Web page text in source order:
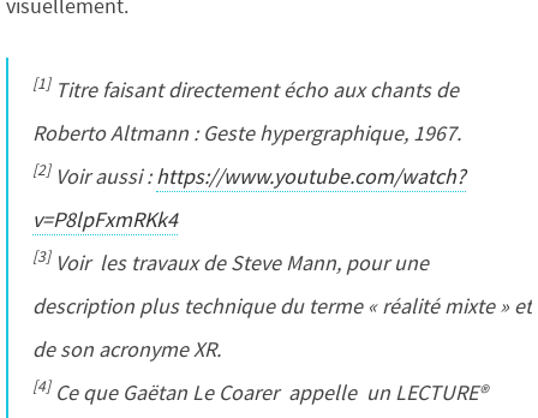
visuellement.
[1]Titre faisant directement écho aux chants de
Roberto Altmann : Geste hypergraphique, 1967.
[2]Voir aussi :https://www.youtube.com/watch?
v=P8lpFxmRKk4
[3]Voir les travaux de Steve Mann, pour une
description plus technique du terme « réalité mixte » et
de son acronyme XR.
[4]Ce que Gaëtan Le Coarer appelle un LECTURE®